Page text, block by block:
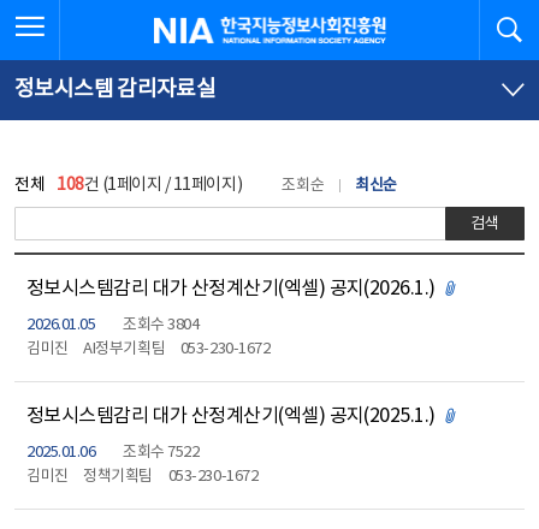
문
로
가
체
뉴
바
가
한국지능정보사회진흥원
정보시스템 감리자료실
전체 108건 (1페이지 / 11페이지) 조회순 최신순
검색
정보시스템감리 대가 산정계산기(엑셀) 공지(2026.1.) 첨부파일 있
2026.01.05
조회수 3804
김미진
AI정부기획팀 053-230-1672
정보시스템감리 대가 산정계산기(엑셀) 공지(2025.1.) 첨부파일 있
2025.01.06
조회수 7522
김미진
정책기획팀 053-230-1672